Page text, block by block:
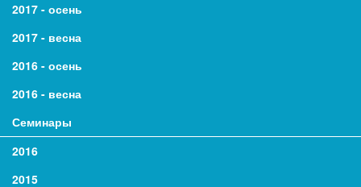
2017 - осень
2017 - весна
2016 - осень
2016 - весна
Семинары
2016
2015